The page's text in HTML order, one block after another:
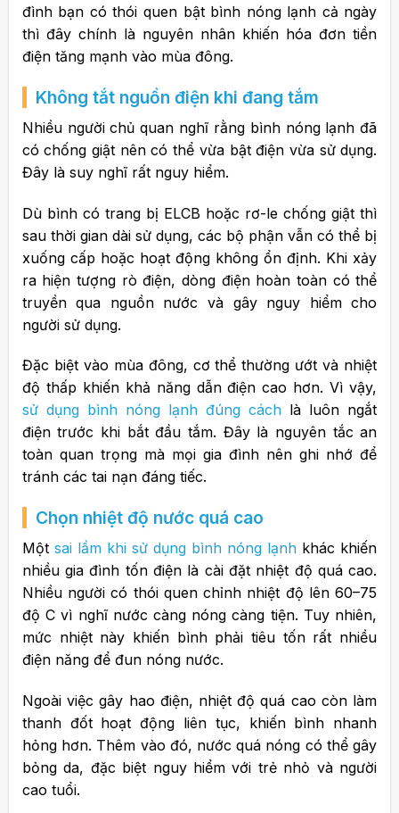
đình bạn có thói quen bật bình nóng lạnh cả ngày
thì đây chính là nguyên nhân khiến hóa đơn tiền
điện tăng mạnh vào mùa đông.
Không tắt nguồn điện khi đang tắm
Nhiều người chủ quan nghĩ rằng bình nóng lạnh đã
có chống giật nên có thể vừa bật điện vừa sử dụng.
Đây là suy nghĩ rất nguy hiểm.
Dù bình có trang bị ELCB hoặc rơ-le chống giật thì
sau thời gian dài sử dụng, các bộ phận vẫn có thể bị
xuống cấp hoặc hoạt động không ổn định. Khi xảy
ra hiện tượng rò điện, dòng điện hoàn toàn có thể
truyền qua nguồn nước và gây nguy hiểm cho
người sử dụng.
Đặc biệt vào mùa đông, cơ thể thường ướt và nhiệt
độ thấp khiến khả năng dẫn điện cao hơn. Vì vậy,
sử dụng bình nóng lạnh đúng cách là luôn ngắt
điện trước khi bắt đầu tắm. Đây là nguyên tắc an
toàn quan trọng mà mọi gia đình nên ghi nhớ để
tránh các tai nạn đáng tiếc.
Chọn nhiệt độ nước quá cao
Một sai lầm khi sử dụng bình nóng lạnh khác khiến
nhiều gia đình tốn điện là cài đặt nhiệt độ quá cao.
Nhiều người có thói quen chỉnh nhiệt độ lên 60–75
độ C vì nghĩ nước càng nóng càng tiện. Tuy nhiên,
mức nhiệt này khiến bình phải tiêu tốn rất nhiều
điện năng để đun nóng nước.
Ngoài việc gây hao điện, nhiệt độ quá cao còn làm
thanh đốt hoạt động liên tục, khiến bình nhanh
hỏng hơn. Thêm vào đó, nước quá nóng có thể gây
bỏng da, đặc biệt nguy hiểm với trẻ nhỏ và người
cao tuổi.